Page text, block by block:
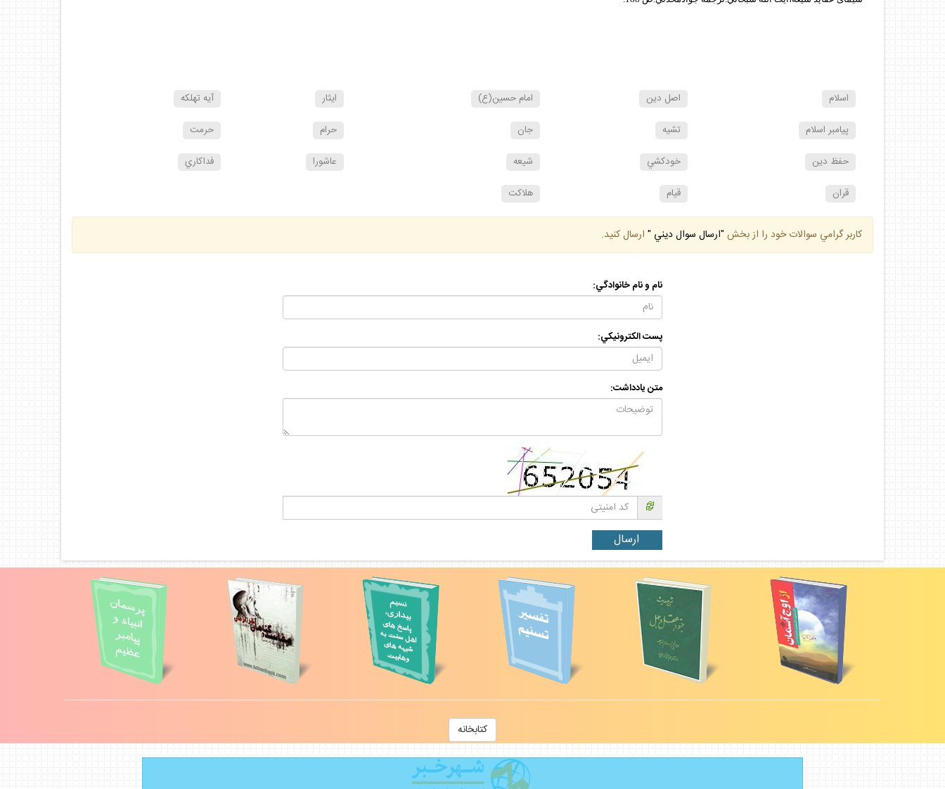
اسلام اصل دين امام حسين(ع) ايثار آيه تهلكه
پيامبر اسلام تشيه جان حرام حرمت
حفظ دين خودكشي شيعه عاشورا فداكاري
قران قيام هلاكت
كاربر گرامي سوالات خود را از بخش "ارسال سوال ديني " ارسال كنيد.
نام و نام خانوادگي:
پست الكترونيكي:
متن يادداشت:
كتابخانه